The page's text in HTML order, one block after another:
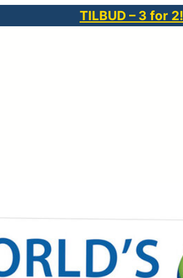
TILBUD – 3 for 2!